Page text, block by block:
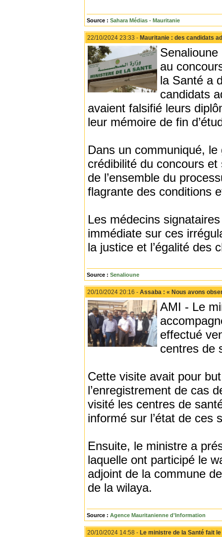
Source : Sahara Médias - Mauritanie
22/10/2024 23:33 - Mauritanie : des candidats
au
la Santé a
candidats
avaient falsifié leurs
leur mémoire de fin
Dans un communiqué,
crédibilité du concours
de l’ensemble du
flagrante des conditions
Les médecins
immédiate sur ces
la justice et l’égalité des
Source : Senalioune
20/10/2024 20:16 - Assaba : « Nous avons
AMI - Le
effectué
centres de
Cette visite avait pour
l’enregistrement de cas
visité les centres de
informé sur l’état de ces
Ensuite, le ministre a
laquelle ont participé le
adjoint de la commune
de la wilaya.
Source : Agence Mauritanienne d'Information
20/10/2024 14:58 - Le ministre de la Santé fait